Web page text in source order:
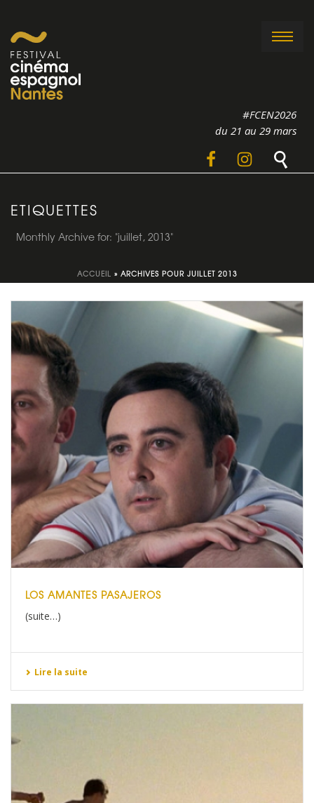
#FCEN2026
du 21 au 29 mars
ETIQUETTES
Monthly Archive for: "juillet, 2013"
ACCUEIL » ARCHIVES POUR JUILLET 2013
LOS AMANTES PASAJEROS
(suite…)
Lire la suite